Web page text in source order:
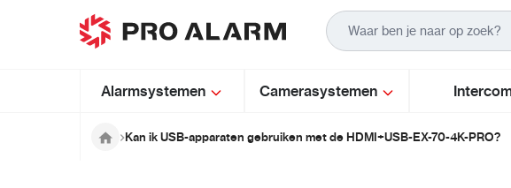
Ga naar de inhoud
Alarmsystemen Camerasystemen
Kan ik USB-apparaten gebruiken met de HDMI+USB-EX-70-4K-PRO?